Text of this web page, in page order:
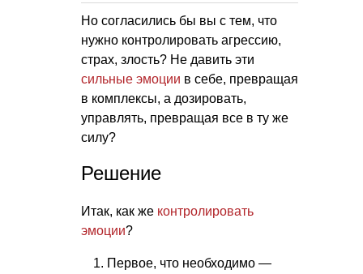
Но согласились бы вы с тем, что
нужно контролировать агрессию,
страх, злость? Не давить эти
сильные эмоции в себе, превращая
в комплексы, а дозировать,
управлять, превращая все в ту же
силу?
Решение
Итак, как же контролировать
эмоции?
Первое, что необходимо —